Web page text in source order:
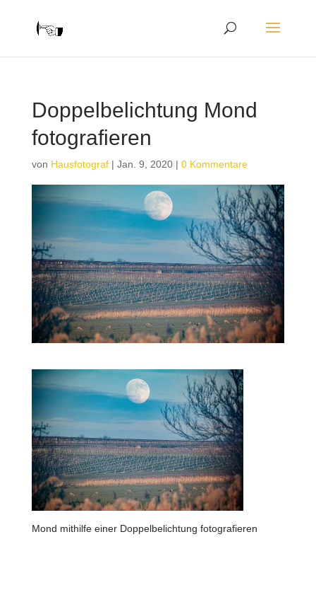
Doppelbelichtung Mond
fotografieren
von Hausfotograf| Jan. 9, 2020| 0 Kommentare
Mond mithilfe einer Doppelbelichtung fotografieren